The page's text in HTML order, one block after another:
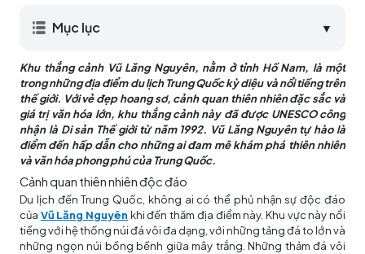
Mục lục ▼
Khu thắng cảnh Vũ Lăng Nguyên, nằm ở tỉnh Hồ Nam, là một
trong những địa điểm du lịch Trung Quốc kỳ diệu và nổi tiếng trên
thế giới. Với vẻ đẹp hoang sơ, cảnh quan thiên nhiên đặc sắc và
giá trị văn hóa lớn, khu thắng cảnh này đã được UNESCO công
nhận là Di sản Thế giới từ năm 1992. Vũ Lăng Nguyên tự hào là
điểm đến hấp dẫn cho những ai đam mê khám phá thiên nhiên
và văn hóa phong phú của Trung Quốc.
Cảnh quan thiên nhiên độc đáo
Du lịch đến Trung Quốc, không ai có thể phủ nhận sự độc đáo
của Vũ Lăng Nguyên khi đến thăm địa điểm này. Khu vực này nổi
tiếng với hệ thống núi đá vôi đa dạng, với những tảng đá to lớn và
những ngọn núi bồng bềnh giữa mây trắng. Những thảm đá vôi